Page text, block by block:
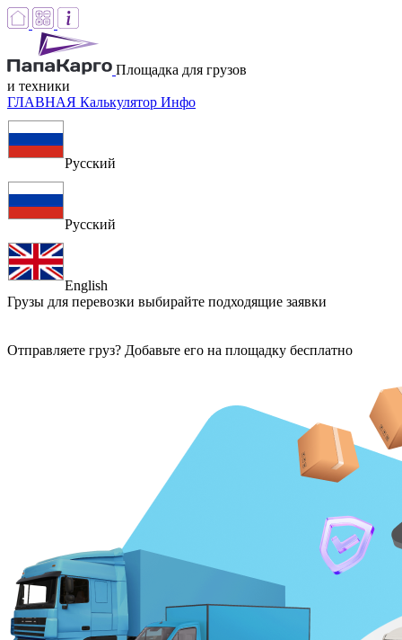
Площадка для грузов
и техники
ГЛАВНАЯ Калькулятор Инфо
Русский
Русский
English
Грузы для перевозки выбирайте подходящие заявки
Отправляете груз? Добавьте его на площадку бесплатно